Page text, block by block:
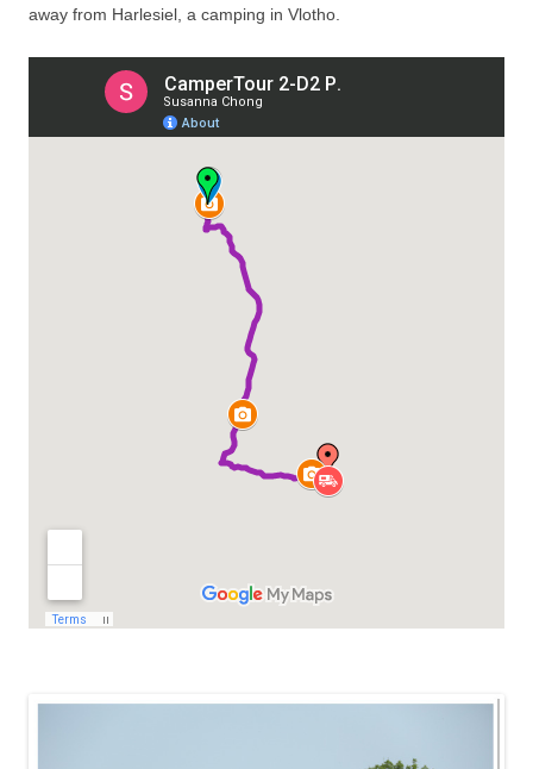
away from Harlesiel, a camping in Vlotho.